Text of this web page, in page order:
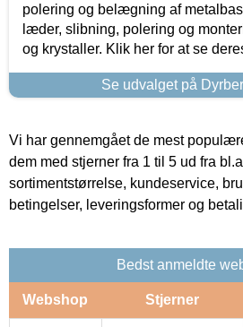
polering og belægning af
læder, slibning, polering og
og krystaller. Klik her for at se
Se udvalget på
Vi har gennemgået de mest
dem med stjerner fra 1 til 5 ud fra
sortimentstørrelse, kundeservice,
betingelser, leveringsformer og
Bedst anmeldte
Webshop Stjerner